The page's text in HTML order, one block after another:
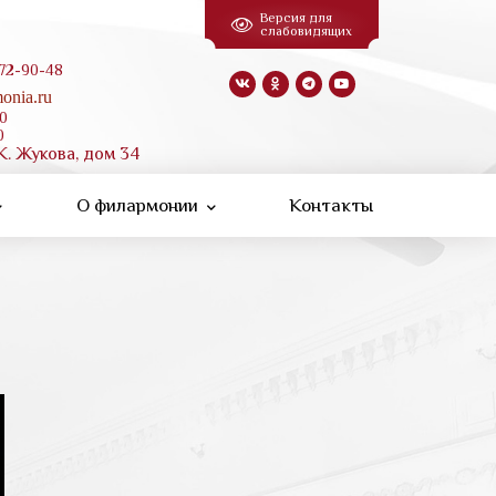
90-48
Жукова, дом 34
Версия для
слабовидящих
О филармонии Контакты